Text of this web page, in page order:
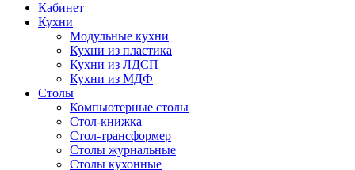
Кабинет
Кухни
Модульные кухни
Кухни из пластика
Кухни из ЛДСП
Кухни из МДФ
Столы
Компьютерные столы
Стол-книжка
Стол-трансформер
Столы журнальные
Столы кухонные